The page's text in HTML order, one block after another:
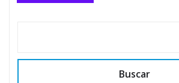
Buscar